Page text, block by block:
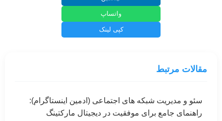
واتساپ
کپی لینک
مقالات مرتبط
سئو و مدیریت شبکه های اجتماعی (ادمین اینستاگرام):
راهنمای جامع برای موفقیت در دیجیتال مارکتینگ